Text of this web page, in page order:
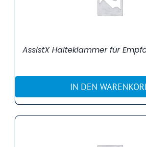
AssistX Halteklammer für
IN DEN